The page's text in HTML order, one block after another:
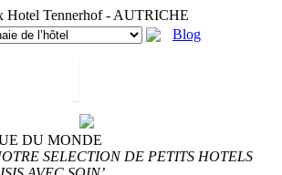
Blog
DU MONDE
SELECTION DE PETITS HOTELS